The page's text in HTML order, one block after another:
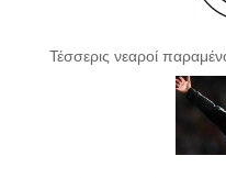
Τέσσερις νεαροί